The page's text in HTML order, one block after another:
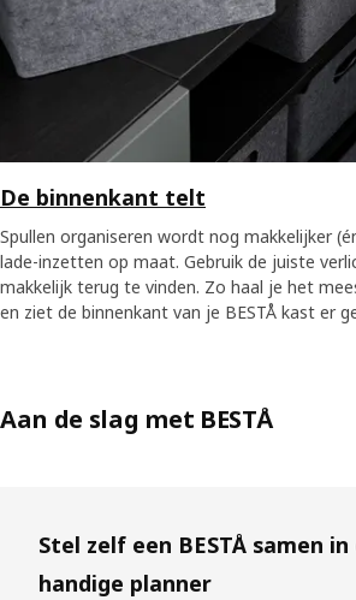
De binnenkant telt
Spullen organiseren wordt nog makkelijker
lade-inzetten op maat. Gebruik de juiste
makkelijk terug te vinden. Zo haal je het
en ziet de binnenkant van je BESTÅ kast er
Aan de slag met BESTÅ
Stel zelf een BESTÅ samen in
handige planner